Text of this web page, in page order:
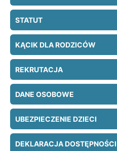
STATUT
KĄCIK DLA RODZICÓW
REKRUTACJA
DANE OSOBOWE
UBEZPIECZENIE DZIECI
DEKLARACJA DOSTĘPNOŚCI